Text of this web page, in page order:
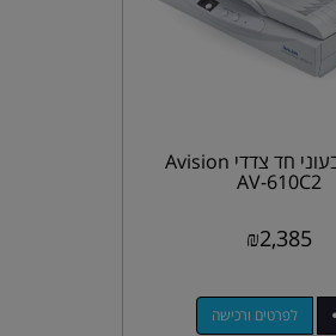
סורק צבעוני חד צדדי Avision
AV-610C2
₪2,385
לפרטים ורכישה